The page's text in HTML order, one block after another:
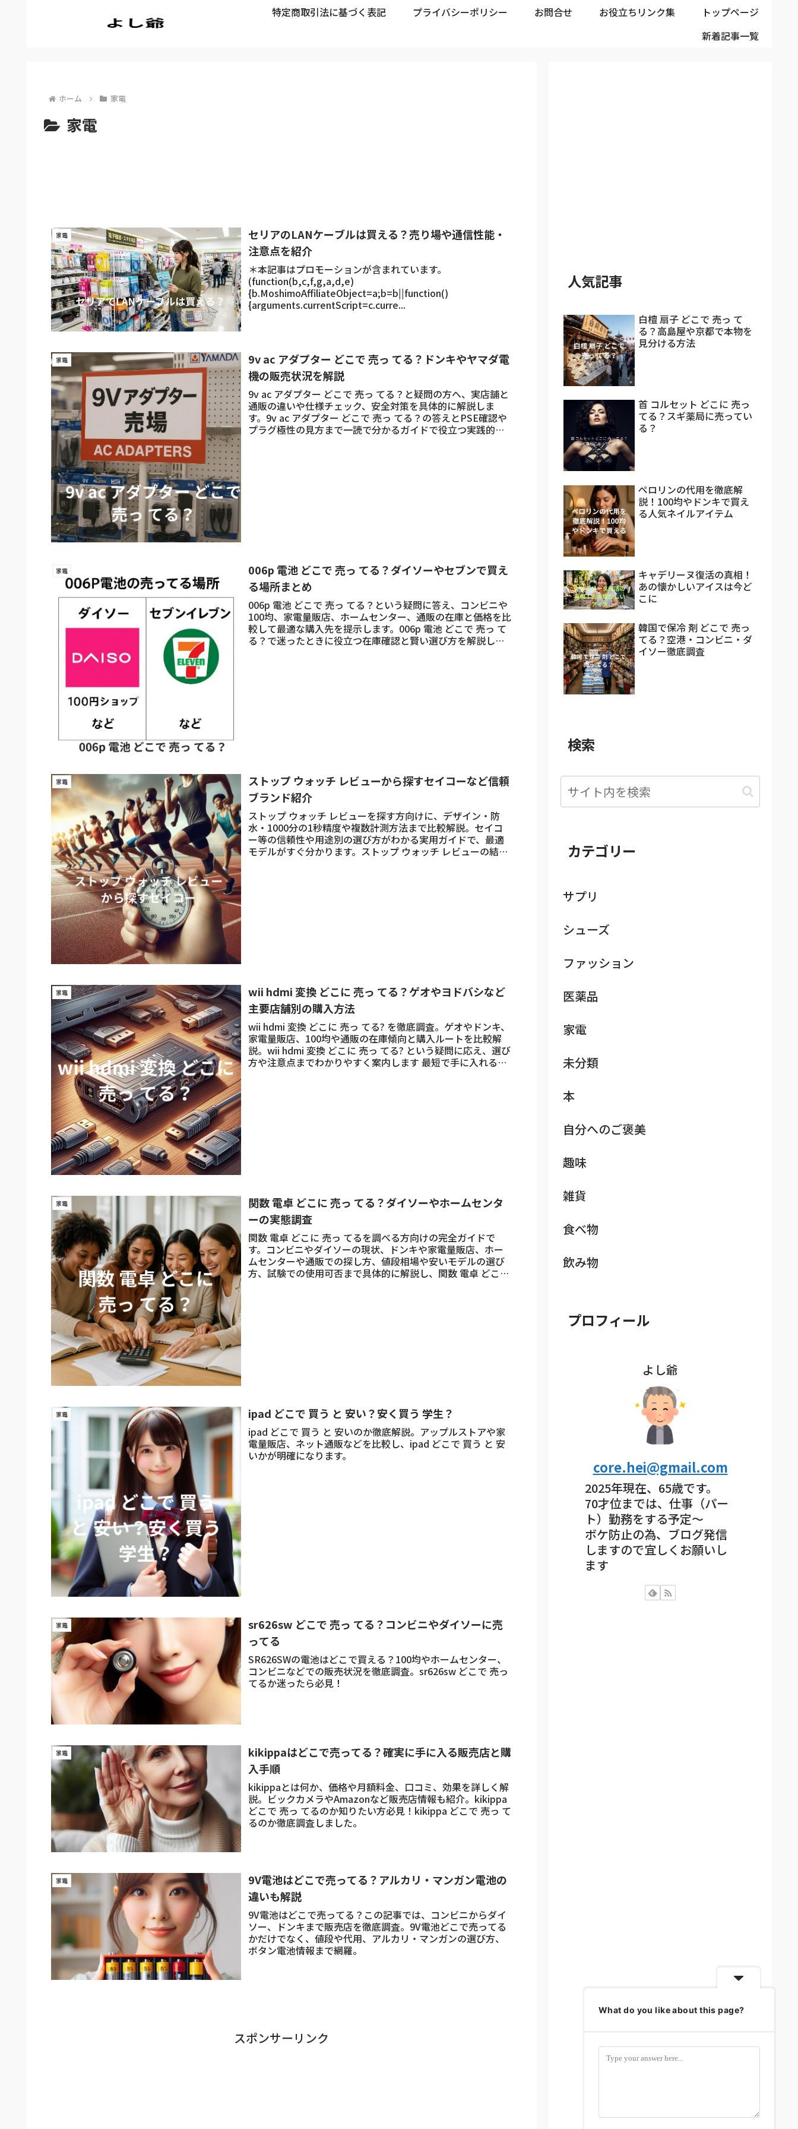
特定商取引法に基づく表記 プライバシーポリシー お問合せ お役立ちリンク集
トップページ
新着記事一覧
ホーム 家電
家電
家電
セリアのLANケーブルは買える？売り場や通信性能・
注意点を紹介
＊本記事はプロモーションが含まれています。
(function(b,c,f,g,a,d,e)
{b.MoshimoAffiliateObject=a;b=b||function()
{arguments.currentScript=c.curre...
家電
9v ac アダプター どこで 売っ てる？ドンキやヤマダ電
機の販売状況を解説
9v ac アダプター どこで 売っ てる？と疑問の方へ、実店舗と
通販の違いや仕様チェック、安全対策を具体的に解説しま
す。9v ac アダプター どこで 売っ てる？の答えとPSE確認や
プラグ極性の見方まで一読で分かるガイドで役立つ実践的な
家電
006p 電池 どこで 売っ てる？ダイソーやセブンで買え
る場所まとめ
006p 電池 どこで 売っ てる？という疑問に答え、コンビニや
100均、家電量販店、ホームセンター、通販の在庫と価格を比
較して最適な購入先を提示します。006p 電池 どこで 売っ て
る？で迷ったときに役立つ在庫確認と賢い選び方を解説しま
家電
ストップ ウォッチ レビューから探すセイコーなど信頼
ブランド紹介
ストップ ウォッチ レビューを探す方向けに、デザイン・防
水・1000分の1秒精度や複数計測方法まで比較解説。セイコ
ー等の信頼性や用途別の選び方がわかる実用ガイドで、最適
モデルがすぐ分かります。ストップ ウォッチ レビューの結論
家電
wii hdmi 変換 どこに 売っ てる？ゲオやヨドバシなど
主要店舗別の購入方法
wii hdmi 変換 どこに 売っ てる? を徹底調査。ゲオやドンキ、
家電量販店、100均や通販の在庫傾向と購入ルートを比較解
説。wii hdmi 変換 どこに 売っ てる? という疑問に応え、選び
方や注意点までわかりやすく案内します 最短で手に入れる方
家電
関数 電卓 どこに 売っ てる？ダイソーやホームセンタ
ーの実態調査
関数 電卓 どこに 売っ てるを調べる方向けの完全ガイドで
す。コンビニやダイソーの現状、ドンキや家電量販店、ホー
ムセンターや通販での探し方、値段相場や安いモデルの選び
方、試験での使用可否まで具体的に解説し、関数 電卓 どこに
家電 ipad どこで 買う と 安い？安く買う 学生？
ipad どこで 買う と 安いのか徹底解説。アップルストアや家
電量販店、ネット通販などを比較し、ipad どこで 買う と 安
いかが明確になります。
家電
sr626sw どこで 売っ てる？コンビニやダイソーに売
ってる
SR626SWの電池はどこで買える？100均やホームセンター、
コンビニなどでの販売状況を徹底調査。sr626sw どこで 売っ
てるか迷ったら必見！
家電
kikippaはどこで売ってる？確実に手に入る販売店と購
入手順
kikippaとは何か、価格や月額料金、口コミ、効果を詳しく解
説。ビックカメラやAmazonなど販売店情報も紹介。kikippa
どこで 売っ てるのか知りたい方必見！kikippa どこで 売っ て
るのか徹底調査しました。
家電
9V電池はどこで売ってる？アルカリ・マンガン電池の
違いも解説
9V電池はどこで売ってる？この記事では、コンビニからダイ
ソー、ドンキまで販売店を徹底調査。9V電池どこで売ってる
かだけでなく、値段や代用、アルカリ・マンガンの選び方、
ボタン電池情報まで網羅。
スポンサーリンク
人気記事
白檀 扇子 どこで 売っ て
る？高島屋や京都で本物を
見分ける方法
首 コルセット どこに 売っ
てる？スギ薬局に売ってい
る？
ペロリンの代用を徹底解
説！100均やドンキで買え
る人気ネイルアイテム
キャデリーヌ復活の真相！
あの懐かしいアイスは今ど
こに
韓国で保冷 剤 どこで 売っ
てる？空港・コンビニ・ダ
イソー徹底調査
検索
カテゴリー
サプリ
シューズ
ファッション
医薬品
家電
未分類
本
自分へのご褒美
趣味
雑貨
食べ物
飲み物
プロフィール
よし爺
core.hei@gmail.com
2025年現在、65歳です。
70才位までは、仕事（パー
ト）勤務をする予定～
ボケ防止の為、ブログ発信
しますので宜しくお願いし
ます
What do you like about this page?